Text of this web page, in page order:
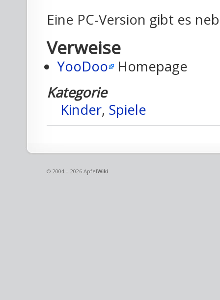
Eine PC-Version gibt es
Verweise
YooDoo
Homepage
Kategorie
Kinder, Spiele
© 2004 – 2026 ApfelWiki